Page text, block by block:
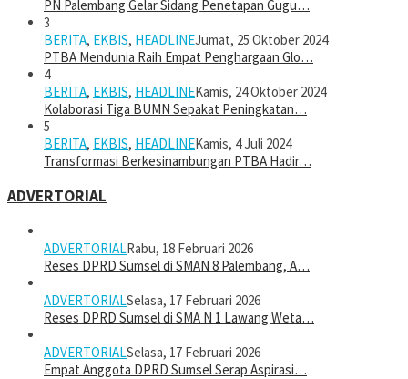
PN Palembang Gelar Sidang Penetapan Gugu…
3
BERITA, EKBIS, HEADLINEJumat, 25 Oktober 2024
PTBA Mendunia Raih Empat Penghargaan Glo…
4
BERITA, EKBIS, HEADLINEKamis, 24 Oktober 2024
Kolaborasi Tiga BUMN Sepakat Peningkatan…
5
BERITA, EKBIS, HEADLINEKamis, 4 Juli 2024
Transformasi Berkesinambungan PTBA Hadir…
ADVERTORIAL
ADVERTORIALRabu, 18 Februari 2026
Reses DPRD Sumsel di SMAN 8 Palembang, A…
ADVERTORIALSelasa, 17 Februari 2026
Reses DPRD Sumsel di SMA N 1 Lawang Weta…
ADVERTORIALSelasa, 17 Februari 2026
Empat Anggota DPRD Sumsel Serap Aspirasi…